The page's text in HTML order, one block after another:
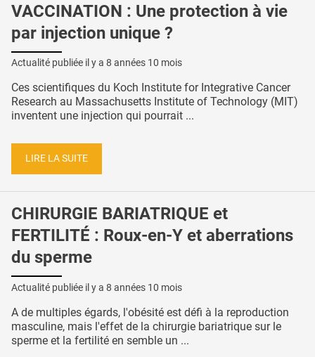
VACCINATION : Une protection à vie
par injection unique ?
Actualité publiée il y a 8 années 10 mois
Ces scientifiques du Koch Institute for Integrative Cancer
Research au Massachusetts Institute of Technology (MIT)
inventent une injection qui pourrait ...
LIRE LA SUITE
CHIRURGIE BARIATRIQUE et
FERTILITÉ : Roux-en-Y et aberrations
du sperme
Actualité publiée il y a 8 années 10 mois
A de multiples égards, l'obésité est défi à la reproduction
masculine, mais l'effet de la chirurgie bariatrique sur le
sperme et la fertilité en semble un ...